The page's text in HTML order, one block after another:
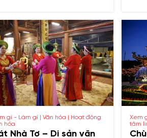
kính mà còn gắn liền với
câu chuyện truyền thuyết
ý nghĩa về thời nhà Trần.
thờ
mơ
gì - Làm gì | Văn hóa | Hoạt động
hóa
Nhà Tơ – Di sản văn
Xem
tâm